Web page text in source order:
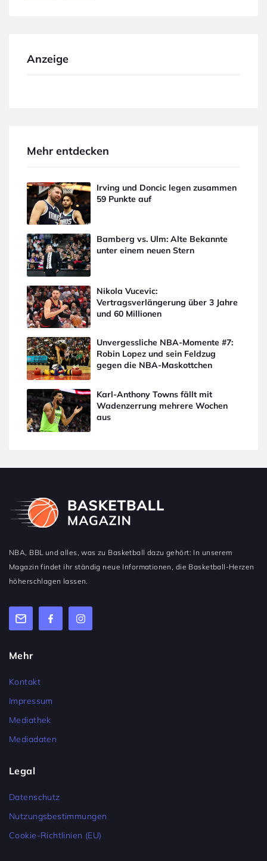
Anzeige
Mehr entdecken
Irving und Doncic legen zusammen
59 Punkte auf
Bamberg vs. Ulm: Alte Bekannte
unter einem neuen Stern
Nikola Vucevic:
Vertragsverlängerung über 3 Jahre
und 60 Millionen
Unvergessliche NBA-Momente #7:
Robin Lopez und sein Feldzug
gegen die NBA-Maskottchen
Karl-Anthony Towns fällt mit
Wadenzerrung mehrere Wochen
aus
NBA, BBL und alles, was zu Basketball dazu gehört: In unserem
Magazin findet ihr ständig neue Informationen, die Basketball-Herzen
höherschlagen lassen.
Mehr
Kontakt
Impressum
Mediathek
Mediadaten
Legal
Datenschutz
Nutzungsbestimmungen
Cookie-Richtlinien (EU)